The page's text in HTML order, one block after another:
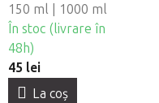
Ananas si L-
carnitina
150 ml | 1000 ml
În stoc (livrare în
48h)
45 lei
La coş